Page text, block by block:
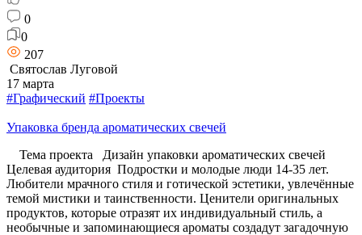
0
0
207
Святослав Луговой
17 марта
#Графический #Проекты
Упаковка бренда ароматических свечей
Тема проекта Дизайн упаковки ароматических свечей
Целевая аудитория Подростки и молодые люди 14-35 лет.
Любители мрачного стиля и готической эстетики, увлечённые
темой мистики и таинственности. Ценители оригинальных
продуктов, которые отразят их индивидуальный стиль, а
необычные и запоминающиеся ароматы создадут загадочную